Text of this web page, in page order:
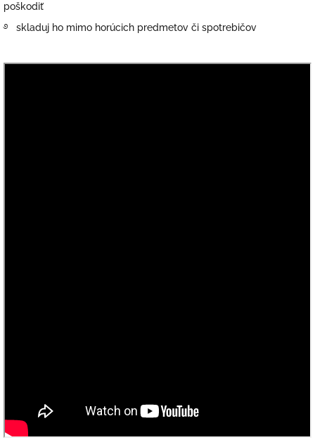
poškodiť
࿔ skladuj ho mimo horúcich predmetov či spotrebičov